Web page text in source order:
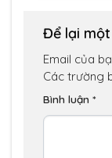
Để lại
Email của
Các trường
Bình luận *